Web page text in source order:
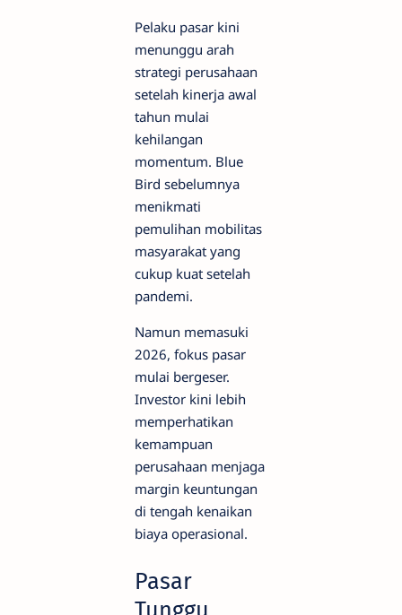
Pelaku pasar kini
menunggu arah
strategi perusahaan
setelah kinerja awal
tahun mulai
kehilangan
momentum. Blue
Bird sebelumnya
menikmati
pemulihan mobilitas
masyarakat yang
cukup kuat setelah
pandemi.
Namun memasuki
2026, fokus pasar
mulai bergeser.
Investor kini lebih
memperhatikan
kemampuan
perusahaan menjaga
margin keuntungan
di tengah kenaikan
biaya operasional.
Pasar